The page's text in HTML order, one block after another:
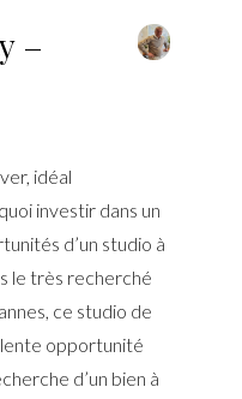
–
idéal
investir dans un
d’un studio à
le très recherché
ce studio de
opportunité
d’un bien à